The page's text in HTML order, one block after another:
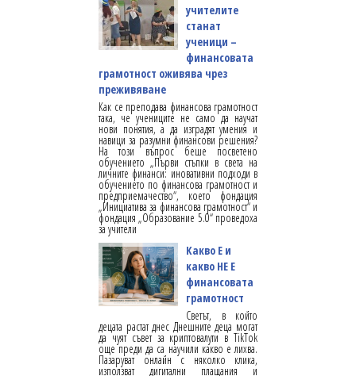
учителите
станат
ученици –
финансовата
грамотност оживява чрез
преживяване
Как се преподава финансова грамотност
така, че учениците не само да научат
нови понятия, а да изградят умения и
навици за разумни финансови решения?
На този въпрос беше посветено
обучението „Първи стъпки в света на
личните финанси: иновативни подходи в
обучението по финансова грамотност и
предприемачество“, което фондация
„Инициатива за финансова грамотност“ и
фондация „Образование 5.0“ проведоха
за учители
Какво Е и
какво НЕ Е
финансовата
грамотност
Светът, в който
децата растат днес Днешните деца могат
да чуят съвет за криптовалути в TikTok
още преди да са научили какво е лихва.
Пазаруват онлайн с няколко клика,
използват дигитални плащания и